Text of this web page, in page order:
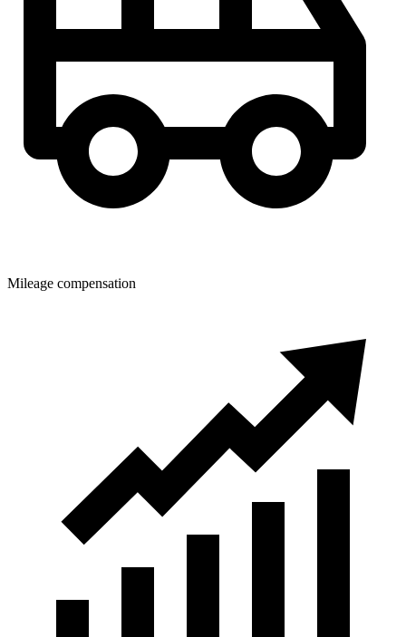
Mileage compensation